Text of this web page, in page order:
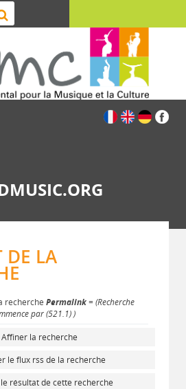
DE LA
recherche Permalink= (Recherche
par (521.1) )
Affiner la recherche
le flux rss de la recherche
résultat de cette recherche